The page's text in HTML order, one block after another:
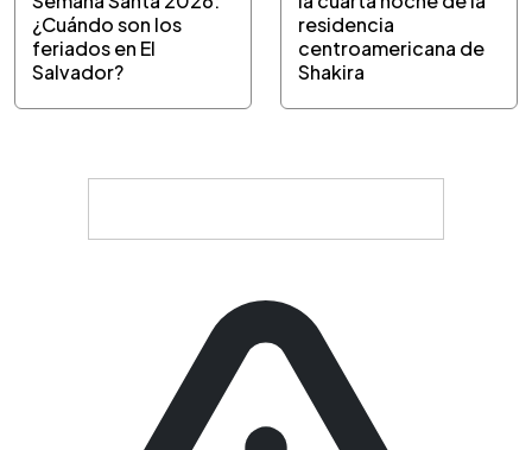
¿Cuándo son los
feriados en El
Salvador?
residencia
centroamericana de
Shakira